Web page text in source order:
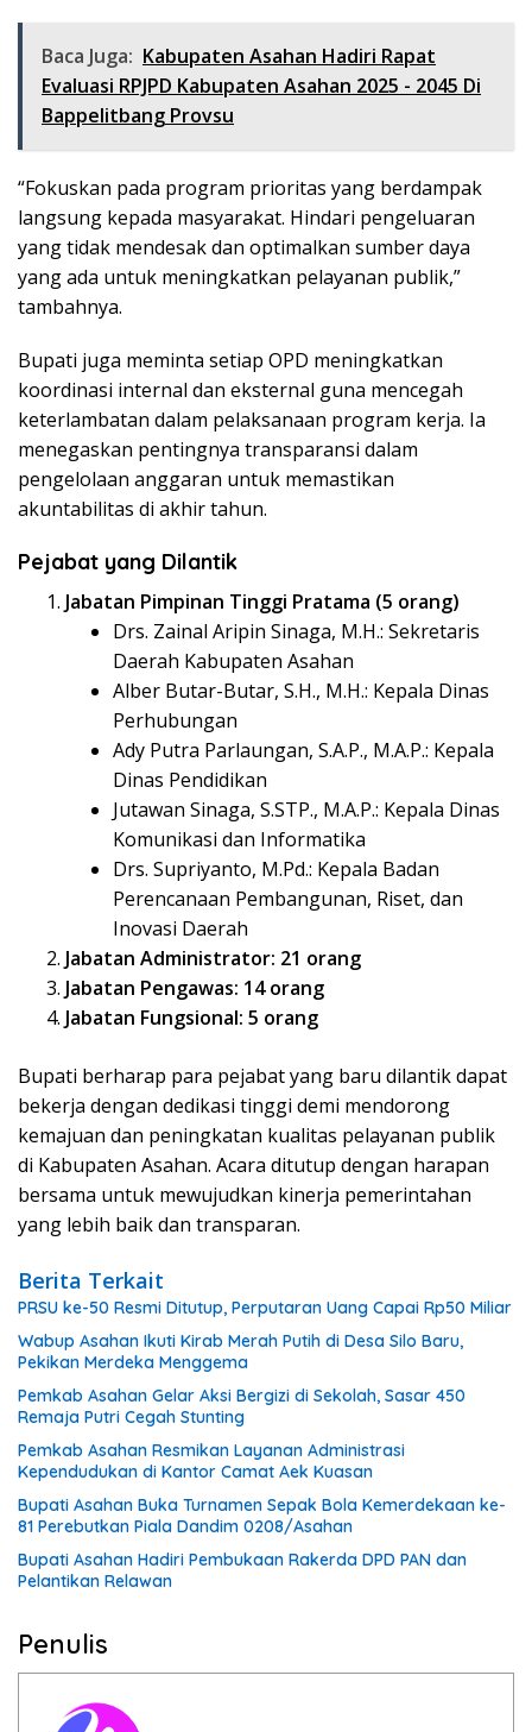
Baca Juga: Kabupaten Asahan Hadiri Rapat
Evaluasi RPJPD Kabupaten Asahan 2025 - 2045 Di
Bappelitbang Provsu
“Fokuskan pada program prioritas yang berdampak
langsung kepada masyarakat. Hindari pengeluaran
yang tidak mendesak dan optimalkan sumber daya
yang ada untuk meningkatkan pelayanan publik,”
tambahnya.
Bupati juga meminta setiap OPD meningkatkan
koordinasi internal dan eksternal guna mencegah
keterlambatan dalam pelaksanaan program kerja. Ia
menegaskan pentingnya transparansi dalam
pengelolaan anggaran untuk memastikan
akuntabilitas di akhir tahun.
Pejabat yang Dilantik
Jabatan Pimpinan Tinggi Pratama (5 orang)
Drs. Zainal Aripin Sinaga, M.H.: Sekretaris
Daerah Kabupaten Asahan
Alber Butar-Butar, S.H., M.H.: Kepala Dinas
Perhubungan
Ady Putra Parlaungan, S.A.P., M.A.P.: Kepala
Dinas Pendidikan
Jutawan Sinaga, S.STP., M.A.P.: Kepala Dinas
Komunikasi dan Informatika
Drs. Supriyanto, M.Pd.: Kepala Badan
Perencanaan Pembangunan, Riset, dan
Inovasi Daerah
Jabatan Administrator: 21 orang
Jabatan Pengawas: 14 orang
Jabatan Fungsional: 5 orang
Bupati berharap para pejabat yang baru dilantik dapat
bekerja dengan dedikasi tinggi demi mendorong
kemajuan dan peningkatan kualitas pelayanan publik
di Kabupaten Asahan. Acara ditutup dengan harapan
bersama untuk mewujudkan kinerja pemerintahan
yang lebih baik dan transparan.
Berita Terkait
PRSU ke-50 Resmi Ditutup, Perputaran Uang Capai Rp50 Miliar
Wabup Asahan Ikuti Kirab Merah Putih di Desa Silo Baru,
Pekikan Merdeka Menggema
Pemkab Asahan Gelar Aksi Bergizi di Sekolah, Sasar 450
Remaja Putri Cegah Stunting
Pemkab Asahan Resmikan Layanan Administrasi
Kependudukan di Kantor Camat Aek Kuasan
Bupati Asahan Buka Turnamen Sepak Bola Kemerdekaan ke-
81 Perebutkan Piala Dandim 0208/Asahan
Bupati Asahan Hadiri Pembukaan Rakerda DPD PAN dan
Pelantikan Relawan
Penulis